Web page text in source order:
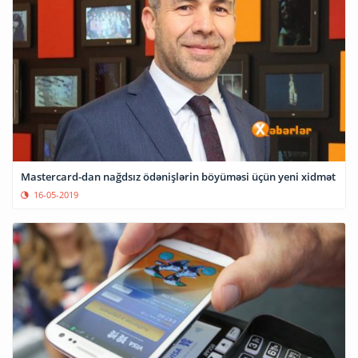
Mastercard-dan nağdsız ödənişlərin böyüməsi üçün yeni xidmət
16-05-2019